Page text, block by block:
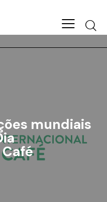
mundiais